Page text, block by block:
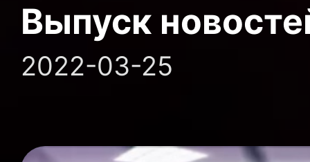
Выпуск
2022-03-25